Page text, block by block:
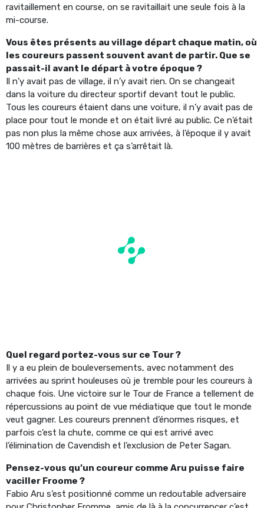
ravitaillement en course, on se ravitaillait une seule fois à la
mi-course.
Vous êtes présents au village départ chaque matin, où
les coureurs passent souvent avant de partir. Que se
passait-il avant le départ à votre époque ?
Il n’y avait pas de village, il n’y avait rien. On se changeait
dans la voiture du directeur sportif devant tout le public.
Tous les coureurs étaient dans une voiture, il n’y avait pas de
place pour tout le monde et on était livré au public. Ce n’était
pas non plus la même chose aux arrivées, à l’époque il y avait
100 mètres de barrières et ça s’arrêtait là.
Quel regard portez-vous sur ce Tour ?
Il y a eu plein de bouleversements, avec notamment des
arrivées au sprint houleuses où je tremble pour les coureurs à
chaque fois. Une victoire sur le Tour de France a tellement de
répercussions au point de vue médiatique que tout le monde
veut gagner. Les coureurs prennent d’énormes risques, et
parfois c’est la chute, comme ce qui est arrivé avec
l’élimination de Cavendish et l’exclusion de Peter Sagan.
Pensez-vous qu’un coureur comme Aru puisse faire
vaciller Froome ?
Fabio Aru s’est positionné comme un redoutable adversaire